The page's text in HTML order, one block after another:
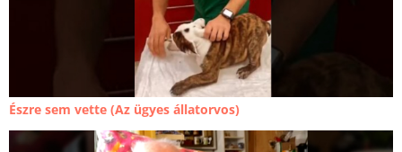
Észre sem vette (Az ügyes állatorvos)